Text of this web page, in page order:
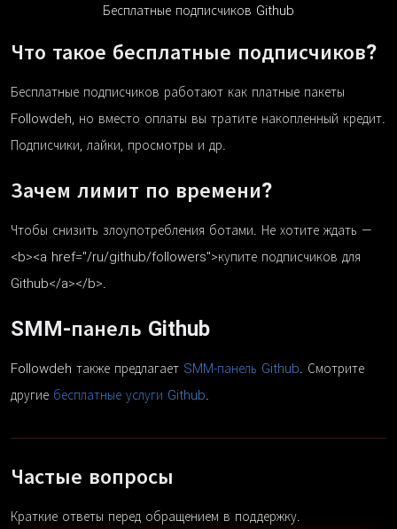
Бесплатные подписчиков Github
Что такое бесплатные подписчиков?
Бесплатные подписчиков работают как платные пакеты
Followdeh, но вместо оплаты вы тратите накопленный кредит.
Подписчики, лайки, просмотры и др.
Зачем лимит по времени?
Чтобы снизить злоупотребления ботами. Не хотите ждать —
<b><a href="/ru/github/followers">купите подписчиков для
Github</a></b>.
SMM-панель Github
Followdeh также предлагает SMM-панель Github. Смотрите
другие бесплатные услуги Github.
Частые вопросы
Краткие ответы перед обращением в поддержку.